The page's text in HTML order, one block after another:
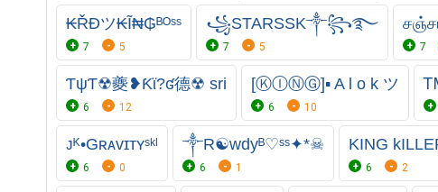
₭ŘĐツ₭Ĩ₦₲ᴮᴼˢˢ
7 5
꧁STARSSK༒꧂࿐
7 5 7
ƬψƬ☢夔❥Ƙϊ?ʛ德☢ sri
6 12
[ⓀⒾⓃⒼ]▪ A l o k ツ
6 10
ᴊᴷ•Gʀᴀᴠɪᴛʏˢᵏˡ
6 0
༒R☯wdyᴮ♡ˢˢ✦*☠︎
6 1
KING
6 2